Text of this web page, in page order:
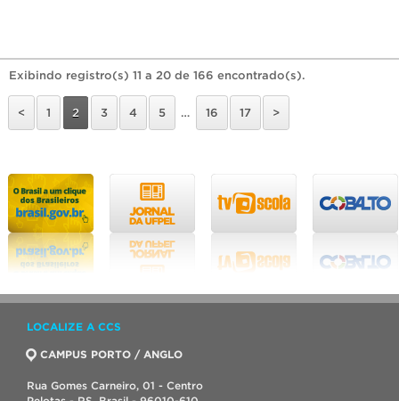
Exibindo registro(s) 11 a 20 de 166 encontrado(s).
< 1 2 3 4 5 … 16 17 >
LOCALIZE A CCS
CAMPUS PORTO / ANGLO
Rua Gomes Carneiro, 01 - Centro